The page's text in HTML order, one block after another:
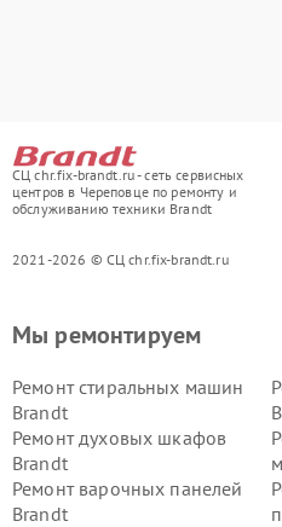
СЦ chr.fix-brandt.ru - сеть сервисных
центров в Череповце по ремонту и
обслуживанию техники Brandt
2021-2026 © СЦ chr.fix-brandt.ru
Мы ремонтируем
Ремонт стиральных машин
Brandt
Ремонт духовых шкафов
Brandt
Ремонт варочных панелей
Brandt